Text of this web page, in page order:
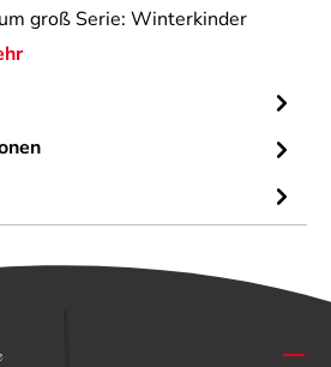
groß Serie: Winterkinder